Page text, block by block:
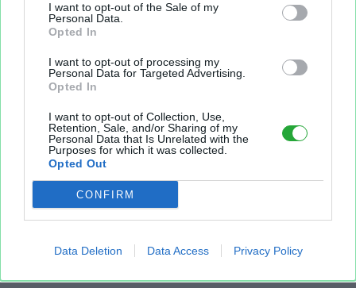
I want to opt-out of the Sale of my
Personal Data.
Opted In
I want to opt-out of processing my
Personal Data for Targeted Advertising.
Opted In
I want to opt-out of Collection, Use,
Retention, Sale, and/or Sharing of my
Personal Data that Is Unrelated with the
Purposes for which it was collected.
Opted Out
CONFIRM
Data Deletion Data Access Privacy Policy
Sur le même sujet..